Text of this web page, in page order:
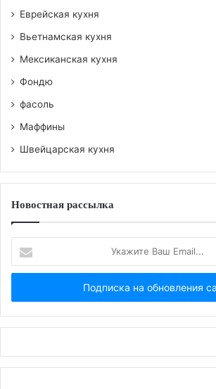
Еврейская кухня
Вьетнамская кухня
Мексиканская кухня
Фондю
фасоль
Маффины
Швейцарская кухня
Новостная рассылка
Ваш
Email...